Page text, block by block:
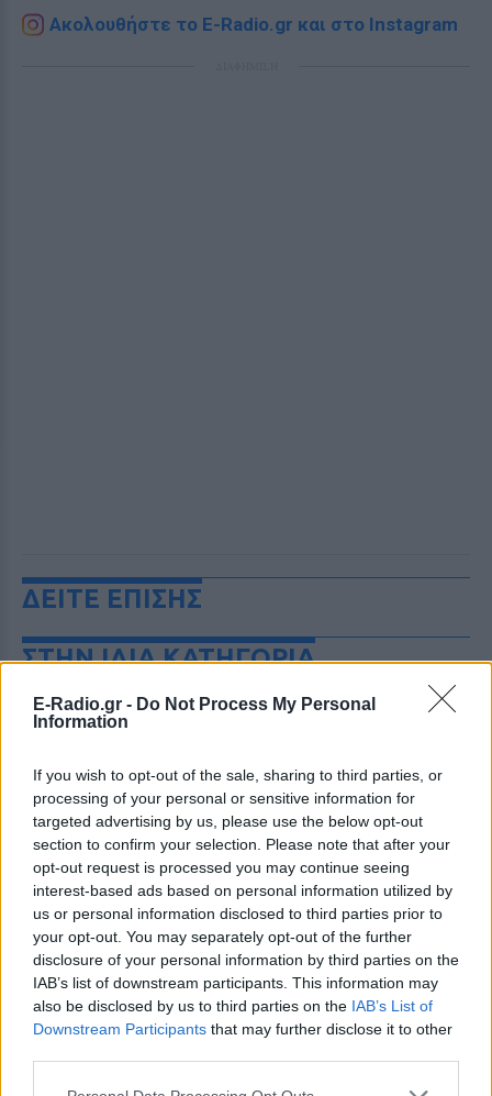
E-Radio.gr - Do Not Process My Personal
Information
If you wish to opt-out of the sale, sharing to third parties, or
processing of your personal or sensitive information for
targeted advertising by us, please use the below opt-out
section to confirm your selection. Please note that after your
opt-out request is processed you may continue seeing
interest-based ads based on personal information utilized by
us or personal information disclosed to third parties prior to
your opt-out. You may separately opt-out of the further
disclosure of your personal information by third parties on the
IAB’s list of downstream participants. This information may
also be disclosed by us to third parties on the IAB’s List of
Downstream Participants that may further disclose it to other
Ακολουθήστε το E-Radio.gr και στο Instagram
ΔΕΙΤΕ ΕΠΙΣΗΣ
ΣΤΗΝ ΙΔΙΑ ΚΑΤΗΓΟΡΙΑ
Πού εξαφανίστηκε η Dido; Η
άλλαξε ζωή
ΠΡΙΝ 1 ΏΡΑ
Με επιτυχίες όπως τα «Thank You»,
«White Flag» και τη θρυλική συνεργασία
της με τον Eminem στο «Stan», η Dido
έγινε μία από τις μεγαλύτερες ποπ σταρ
των 00s
Η πιο δύσκολη στιγμή στη ζωή
του Barack Obama δεν συνέβη
στον Λευκό Οίκο
ΠΡΙΝ 1 ΏΡΑ
Η νύχτα που ο Barack και η Michelle